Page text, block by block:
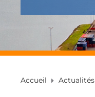
Accueil Actualités